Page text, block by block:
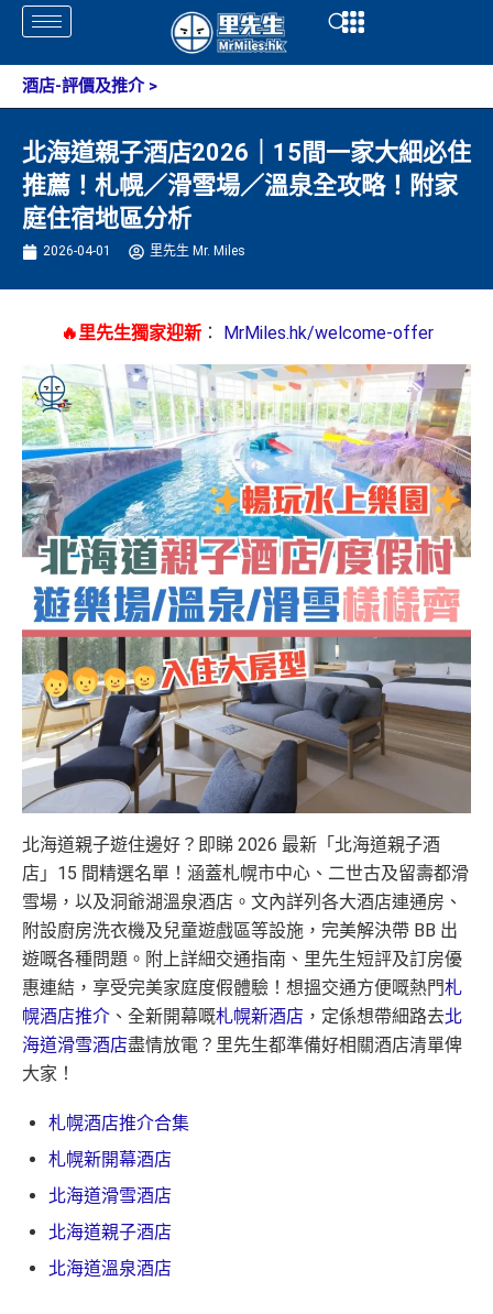
Skip
content
Open
酒店-評價及推介>
北海道親子酒店2026｜15間一家大細必住
推薦！札幌／滑雪場／溫泉全攻略！附家
庭住宿地區分析
2026-04-01 里先生 Mr. Miles
🔥里先生獨家迎新： MrMiles.hk/welcome-offer
北海道親子遊住邊好？即睇 2026 最新「北海道親子酒
店」15 間精選名單！涵蓋札幌市中心、二世古及留壽都滑
雪場，以及洞爺湖溫泉酒店。文內詳列各大酒店連通房、
附設廚房洗衣機及兒童遊戲區等設施，完美解決帶 BB 出
遊嘅各種問題。附上詳細交通指南、里先生短評及訂房優
惠連結，享受完美家庭度假體驗！想搵交通方便嘅熱門札
幌酒店推介 、全新開幕嘅札幌新酒店 ，定係想帶細路去北
海道滑雪酒店盡情放電？里先生都準備好相關酒店清單俾
大家！
札幌酒店推介合集
札幌新開幕酒店
北海道滑雪酒店
北海道親子酒店
北海道溫泉酒店